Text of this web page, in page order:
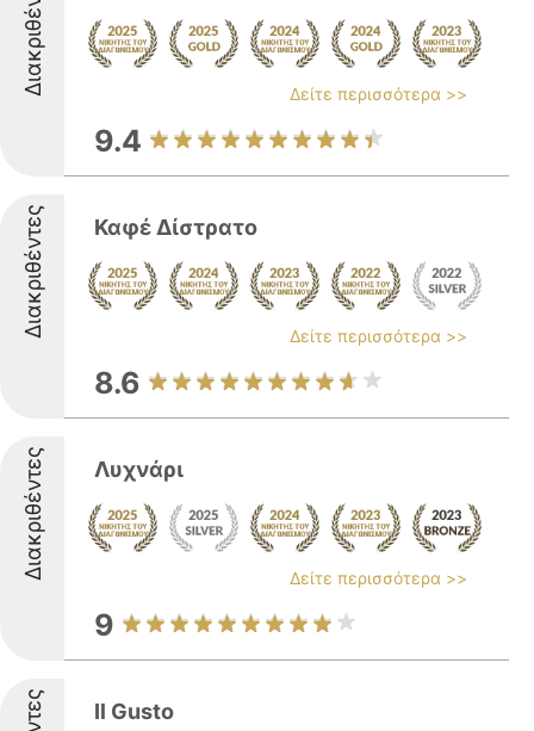
Διακριθέντες Δείτε περισσότερα >>
9.4
Διακριθέντες Καφέ Δίστρατο
Δείτε περισσότερα >>
8.6
Διακριθέντες Λυχνάρι
Δείτε περισσότερα >>
9
Il Gusto